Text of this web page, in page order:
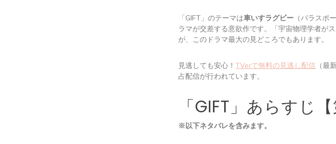
「GIFT」のテーマは車いすラグビー （パラスポ
ラマが交差する意欲作です。「宇宙物理学者が
が、このドラマ最大の見どころでもあります。
見逃しても安心！TVerで無料の見逃し配信 （最
占配信が行われています。
「GIFT」あらすじ
※以下ネタバレを含みます。